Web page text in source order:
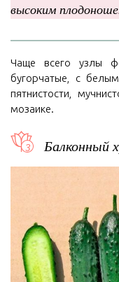
высоким
Чаще всего узлы
бугорчатые, с
пятнистости,
мозаике.
Балконный